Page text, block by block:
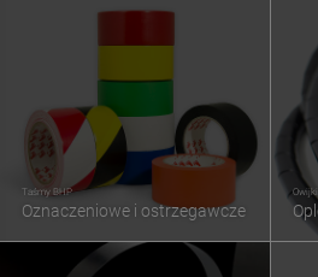
Taśmy BHP
Oznaczeniowe i ostrzegawcze